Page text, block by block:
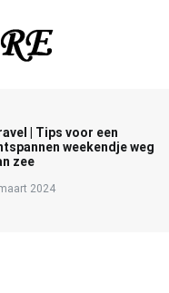
| Tips voor een
weekendje weg
zee
2024